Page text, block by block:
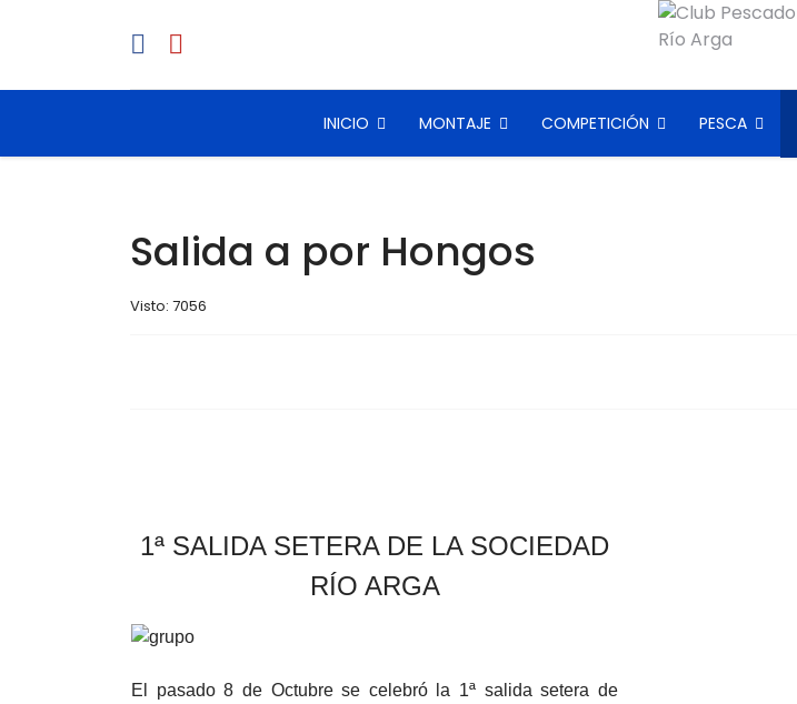
INICIO MONTAJE COMPETICIÓN PESCA
Salida a por Hongos
Visto: 7056
1ª SALIDA SETERA DE LA SOCIEDAD
RÍO ARGA
El pasado 8 de Octubre se celebró la 1ª salida setera de